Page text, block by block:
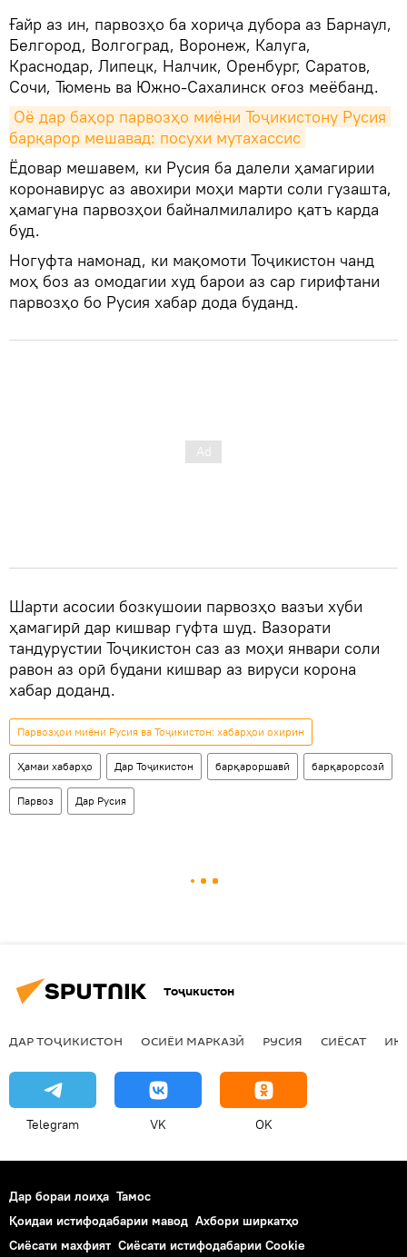
Ғайр аз ин, парвозҳо ба хориҷа дубора аз Барнаул,
Белгород, Волгоград, Воронеж, Калуга,
Краснодар, Липецк, Налчик, Оренбург, Саратов,
Сочи, Тюмень ва Южно-Сахалинск оғоз меёбанд.
Оё дар баҳор парвозҳо миёни Тоҷикистону Русия
барқарор мешавад: посухи мутахассис
Ёдовар мешавем, ки Русия ба далели ҳамагирии
коронавирус аз авохири моҳи марти соли гузашта,
ҳамагуна парвозҳои байналмилалиро қатъ карда
буд.
Ногуфта намонад, ки мақомоти Тоҷикистон чанд
моҳ боз аз омодагии худ барои аз сар гирифтани
парвозҳо бо Русия хабар дода буданд.
Шарти асосии бозкушоии парвозҳо вазъи хуби
ҳамагирӣ дар кишвар гуфта шуд. Вазорати
тандурустии Тоҷикистон саз аз моҳи январи соли
равон аз орӣ будани кишвар аз вируси корона
хабар доданд.
Парвозҳои миёни Русия ва Тоҷикистон: хабарҳои охирин
Ҳамаи хабарҳо Дар Тоҷикистон барқароршавӣ барқарорсозӣ
Парвоз Дар Русия
Тоҷикистон
ДАР ТОҶИКИСТОН ОСИЁИ МАРКАЗӢ РУСИЯ СИЁСАТ
Telegram VK OK
Дар бораи лоиҳа Тамос
Қоидаи истифодабарии мавод Ахбори ширкатҳо
Сиёсати махфият Сиёсати истифодабарии Cookie